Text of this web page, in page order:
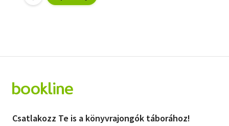
Csatlakozz Te is a könyvrajongók táborához!